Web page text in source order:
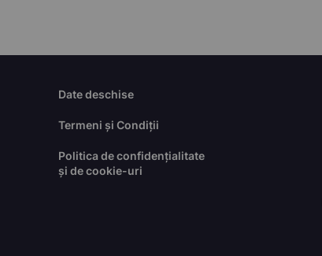
Date deschise
Termeni și Condiții
Politica de confidențialitate
și de cookie-uri